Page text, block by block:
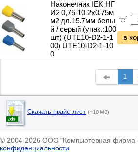
Наконечник IEK НГ
И2 0,75-10 2x0.75м
м2 дл.15.7мм белы
й / серый (упак.:100
шт) (UTE10-D2-1-1
00) UTE10-D2-1-10
0
в
1
Скачать прайс-лист (~10 Мб)
© 2004-2026 ООО "Компьютерная
конфиденциальности